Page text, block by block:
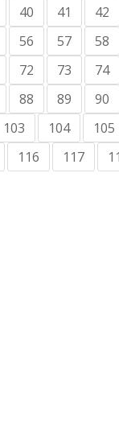
40 41
42
56 57
58
72 73
74
88 89
90
103 104
105
116 117